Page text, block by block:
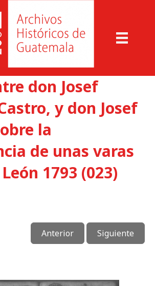
don Josef
y don Josef
la
de unas varas
1793 (023)
Anterior Siguiente